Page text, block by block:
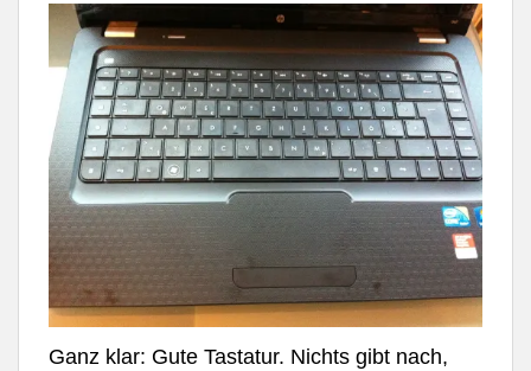
Ganz klar: Gute Tastatur. Nichts gibt nach,